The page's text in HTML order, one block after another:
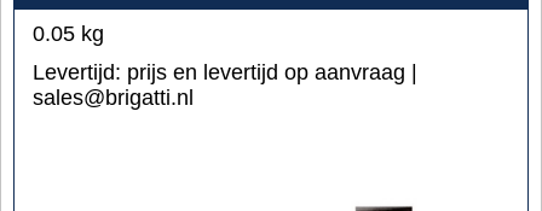
0.05 kg
Levertijd: prijs en levertijd op aanvraag |
sales@brigatti.nl